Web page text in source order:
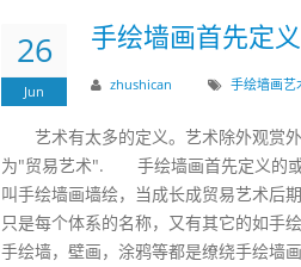
26
Jun
手绘墙画首先定
zhushican 手绘墙画艺
艺术有太多的定义。艺术除外观赏
为"贸易艺术". 手绘墙画首先定义的或
叫手绘墙画墙绘，当成长成贸易艺术后
只是每个体系的名称，又有其它的如手
手绘墙，壁画，涂鸦等都是缭绕手绘墙